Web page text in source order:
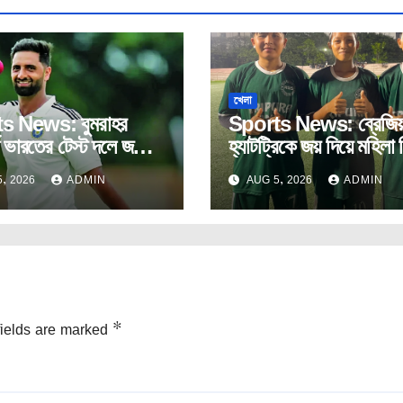
News: বুমরাহর
ভারতের টেস্ট দলে জম্মু
স্পিডস্টার আকিব নবী।
2026 ADMIN
খেলা
Sports News:
হ্যাটট্রিকে জয় দিয়ে মহিলা
যাত্রা শুরু রামকৃষ্ণ সেবা
আশ্রমের।
AUG 5, 2026 ADMIN
are marked *